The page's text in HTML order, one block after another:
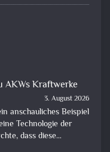
AKWs Kraftwerke
3. August 2026
anschauliches Beispiel
Technologie der
dass diese…